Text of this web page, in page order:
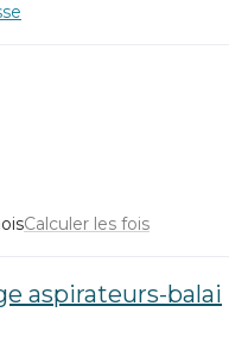
Calculer les fois
aspirateurs-balai